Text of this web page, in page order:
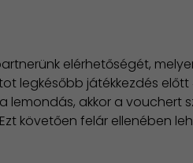
elérhetőségét,
legkésőbb játékkezdés
lemondás, akkor a vouchert
követően felár ellenében